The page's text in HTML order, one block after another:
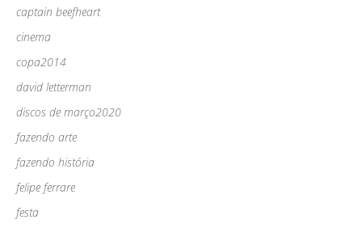
captain beefheart
cinema
copa2014
david letterman
discos de março2020
fazendo arte
fazendo história
felipe ferrare
festa